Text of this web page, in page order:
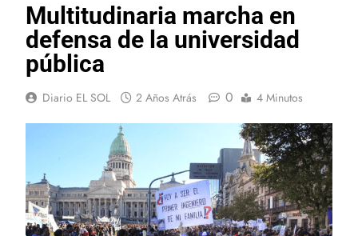
Multitudinaria marcha en
defensa de la universidad
pública
Diario EL SOL 2 Años Atrás 0 4 Minutos